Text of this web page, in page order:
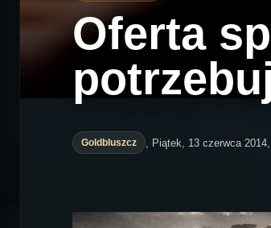
Oferta
Goldbluszcz , Piątek, 13 czerwca